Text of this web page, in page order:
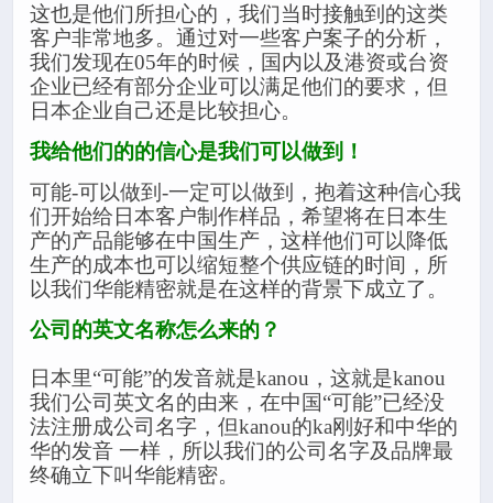
这也是他们所担心的，我们当时接触到的这类
客户非常地多。通过对一些客户案子的分析，
我们发现在05年的时候，国内以及港资或台资
企业已经有部分企业可以满足他们的要求，但
日本企业自己还是比较担心。
我给他们的的信心是我们可以做到！
可能-可以做到-一定可以做到，抱着这种信心我
们开始给日本客户制作样品，希望将在日本生
产的产品能够在中国生产，这样他们可以降低
生产的成本也可以缩短整个供应链的时间，所
以我们华能精密就是在这样的背景下成立了。
公司的英文名称怎么来的？
日本里“可能”的发音就是kanou，这就是kanou
我们公司英文名的由来，在中国“可能”已经没
法注册成公司名字，但kanou的ka刚好和中华的
华的发音 一样，所以我们的公司名字及品牌最
终确立下叫华能精密。